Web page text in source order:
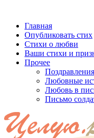
Главная
Опубликовать стих
Стихи о любви
Ваши стихи и
Прочее
Любовные
Любовь в
Письмо